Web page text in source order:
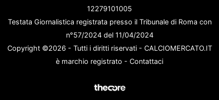
12279101005
Testata Giornalistica registrata presso il Tribunale di Roma con
n°57/2024 del 11/04/2024
Copyright ©2026 - Tutti i diritti riservati - CALCIOMERCATO.IT
è marchio registrato - Contattaci